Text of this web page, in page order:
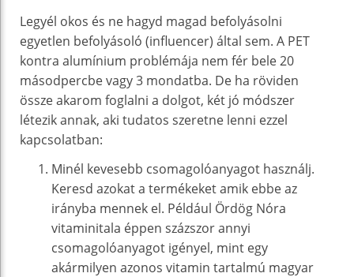
Legyél okos és ne hagyd magad befolyásolni
egyetlen befolyásoló (influencer) által sem. A PET
kontra alumínium problémája nem fér bele 20
másodpercbe vagy 3 mondatba. De ha röviden
össze akarom foglalni a dolgot, két jó módszer
létezik annak, aki tudatos szeretne lenni ezzel
kapcsolatban:
Minél kevesebb csomagolóanyagot használj.
Keresd azokat a termékeket amik ebbe az
irányba mennek el. Például Ördög Nóra
vitaminitala éppen százszor annyi
csomagolóanyagot igényel, mint egy
akármilyen azonos vitamin tartalmú magyar